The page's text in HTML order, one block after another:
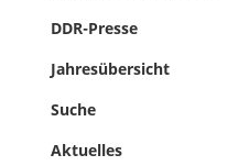
DDR-Presse
Jahresübersicht
Suche
Aktuelles